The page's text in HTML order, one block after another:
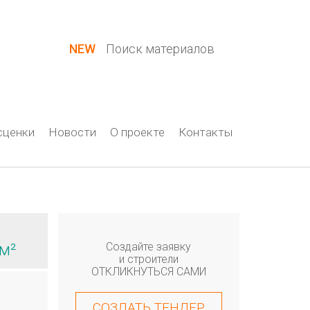
NEW Поиск материалов
Новости О проекте Контакты
Создайте заявку
и строители
ОТКЛИКНУТЬСЯ САМИ